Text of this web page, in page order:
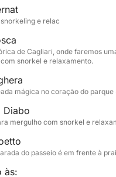
nadar e praticar snorkel
claras. Explore grutas
golfinhos brincando
um capitão experiente
segura e divertida
Ouça as
e as maravilhas
pelo seu capitão, que
e relac
de Cagliari, onde faremos
snorkel e relaxamento.
mágica no coração do parque
Diabo
mergulho com snorkel e
do passeio é em frente à
às: